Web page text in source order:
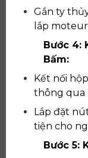
Gắn ty
lắp
Bước 4:
Bấm:
Kết nối
thông qua
Lắp đặt
tiện cho
Bước 5: